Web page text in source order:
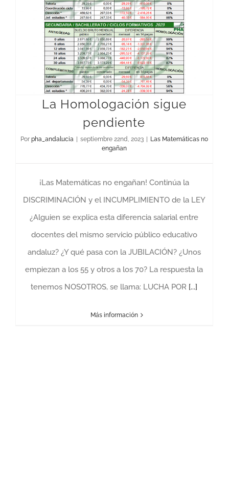
La Homologación sigue
pendiente
Por pha_andalucia septiembre 22nd, 2023
Las Matemáticas no
engañan
¡Las Matemáticas no engañan! Continúa la
DISCRIMINACIÓN y el INCUMPLIMIENTO de la LEY
¿Alguien se explica esta diferencia salarial entre
docentes del mismo servicio público educativo
andaluz? ¿Y qué pasa con la JUBILACIÓN? ¿Unos
empiezan a los 55 y otros a los 70? La respuesta la
tenemos NOSOTROS, se llama: LUCHA POR [...]
Más información